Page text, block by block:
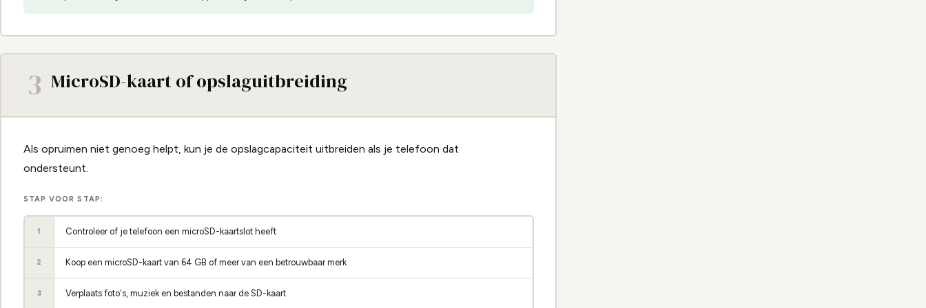
3 MicroSD-kaart of opslaguitbreiding
Als opruimen niet genoeg helpt, kun je de opslagcapaciteit uitbreiden als je telefoon dat
ondersteunt.
STAP VOOR STAP:
1 Controleer of je telefoon een microSD-kaartslot heeft
2 Koop een microSD-kaart van 64 GB of meer van een betrouwbaar merk
3 Verplaats foto's, muziek en bestanden naar de SD-kaart